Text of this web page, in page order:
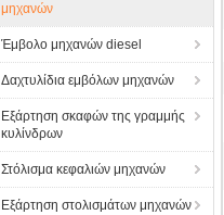
μηχανών
Έμβολο μηχανών diesel
Δαχτυλίδια εμβόλων μηχανών
Εξάρτηση σκαφών της γραμμής
κυλίνδρων
Στόλισμα κεφαλιών μηχανών
Εξάρτηση στολισμάτων μηχανών